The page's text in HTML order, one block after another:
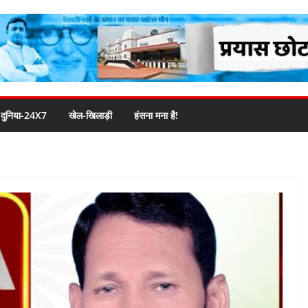
दुनिया-24X7 खेल-खिलाड़ी हंसना मना है!